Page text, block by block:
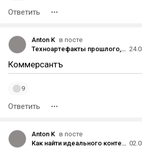
Ответить
Anton K в посте
Техноартефакты прошлого, по которым мы до сих пор скучаем: любимые игры детства
Коммерсантъ
9
Ответить
Anton K в посте
Как найти идеального контент-директора: история одного найма